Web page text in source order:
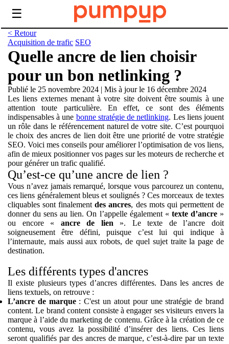
☰
< Retour
Acquisition de trafic SEO
Quelle ancre de lien choisir
pour un bon netlinking ?
Publié le 25 novembre 2024 | Mis à jour le 16 décembre 2024
Les liens externes menant à votre site doivent être soumis à une
attention toute particulière. En effet, ce sont des éléments
indispensables à une bonne stratégie de netlinking. Les liens jouent
un rôle dans le référencement naturel de votre site. C’est pourquoi
le choix des ancres de lien doit être une priorité de votre stratégie
SEO. Voici mes conseils pour améliorer l’optimisation de vos liens,
afin de mieux positionner vos pages sur les moteurs de recherche et
pour générer un trafic qualifié.
Qu’est-ce qu’une ancre de lien ?
Vous n’avez jamais remarqué, lorsque vous parcourez un contenu,
ces liens généralement bleus et soulignés ? Ces morceaux de textes
cliquables sont finalementdes ancres, des mots qui permettent de
donner du sens au lien. On l’appelle également « texte d’ancre»
ou encore « ancre de lien ». Le texte de l’ancre doit
soigneusement être défini, puisque c’est lui qui indique à
l’internaute, mais aussi aux robots, de quel sujet traite la page de
destination.
Les différents types d'ancres
Il existe plusieurs types d’ancres différentes. Dans les ancres de
liens textuels, on retrouve :
L’ancre de marque: C'est un atout pour une stratégie de brand
content. Le brand content consiste à engager ses visiteurs envers la
marque à l’aide du marketing de contenu. Grâce à la création de ce
contenu, vous avez la possibilité d’insérer des liens. Ces liens
seront qualifiés par des ancres de marque, c’est-à-dire par un texte